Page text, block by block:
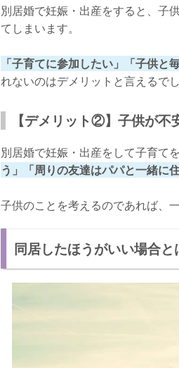
別居婚で妊娠・出産をすると、子
てしまいます。
「子育てに参加したい」「子供と
れないのはデメリットと言えるでし
【デメリット②】子供が不
別居婚で妊娠・出産をして子育て
う」「周りの友達はパパと一緒に
子供のことを考えるのであれば、
同居したほうがいい場合と